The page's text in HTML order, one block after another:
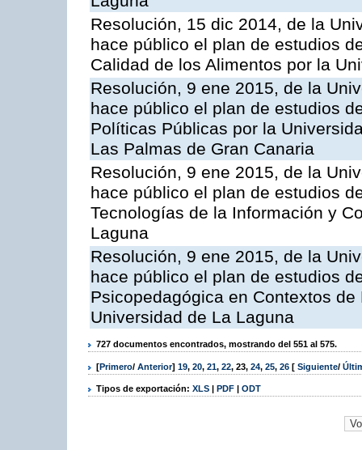
Resolución, 15 dic 2014, de la
hace público el plan de estudios
Calidad de los Alimentos por la
Resolución, 9 ene 2015, de la
hace público el plan de estudios
Políticas Públicas por la
Las Palmas de Gran Canaria
Resolución, 9 ene 2015, de la
hace público el plan de estudios
Tecnologías de la Información y
Laguna
Resolución, 9 ene 2015, de la
hace público el plan de estudios
Psicopedagógica en Contextos
Universidad de La Laguna
727 documentos encontrados, mostrando del 551 al 575.
[Primero/ Anterior] 19, 20, 21, 22, 23, 24, 25, 26 [ Siguiente/
Tipos de exportación: XLS | PDF | ODT